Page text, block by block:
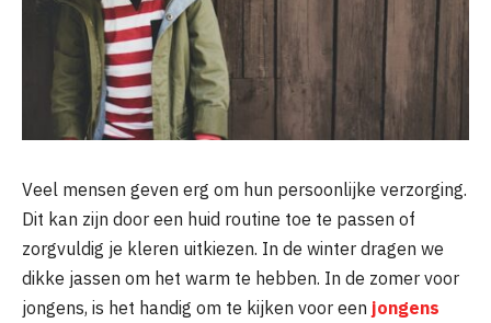
Veel mensen geven erg om hun persoonlijke verzorging.
Dit kan zijn door een huid routine toe te passen of
zorgvuldig je kleren uitkiezen. In de winter dragen we
dikke jassen om het warm te hebben. In de zomer voor
jongens, is het handig om te kijken voor een jongens